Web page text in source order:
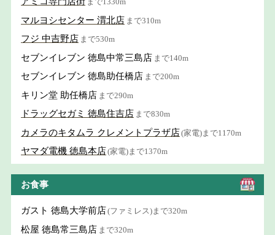
マルヨシセンター 渭北店 まで310m
フジ 中吉野店 まで530m
セブンイレブン 徳島中常三島店 まで140m
セブンイレブン 徳島助任橋店 まで200m
キリン堂 助任橋店 まで290m
ドラッグセガミ 徳島住吉店 まで830m
カメラのキタムラ クレメントプラザ店(家電)まで1170m
ヤマダ電機 徳島本店(家電)まで1370m
お食事
ガスト 徳島大学前店(ファミレス)まで320m
松屋 徳島常三島店 まで320m